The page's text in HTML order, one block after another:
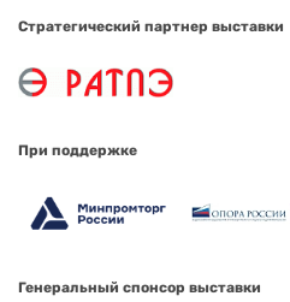
Стратегический партнер выставки
При поддержке
Генеральный спонсор выставки